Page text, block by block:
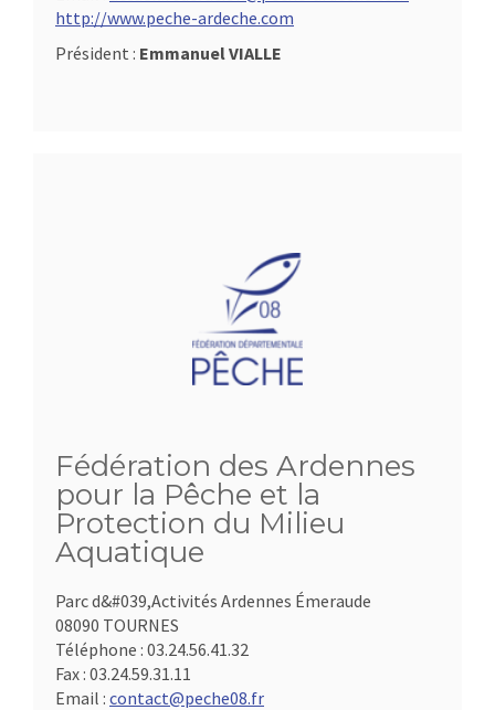
http://www.peche-ardeche.com
Président : Emmanuel VIALLE
Fédération des Ardennes
pour la Pêche et la
Protection du Milieu
Aquatique
Parc d&#039,Activités Ardennes Émeraude
08090 TOURNES
Téléphone : 03.24.56.41.32
Fax : 03.24.59.31.11
Email : contact@peche08.fr